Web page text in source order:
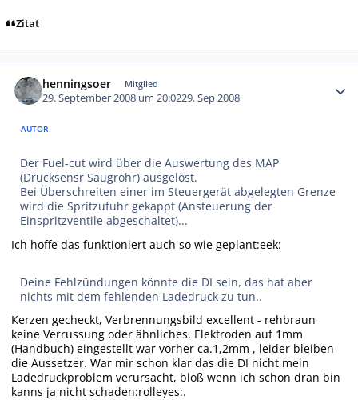
Zitat
henningsoer Mitglied
29. September 2008 um 20:0229. Sep 2008
AUTOR
Der Fuel-cut wird über die Auswertung des MAP
(Drucksensr Saugrohr) ausgelöst.
Bei Überschreiten einer im Steuergerät abgelegten Grenze
wird die Spritzufuhr gekappt (Ansteuerung der
Einspritzventile abgeschaltet)...
Ich hoffe das funktioniert auch so wie geplant:eek:
Deine Fehlzündungen könnte die DI sein, das hat aber
nichts mit dem fehlenden Ladedruck zu tun..
Kerzen gecheckt, Verbrennungsbild excellent - rehbraun
keine Verrussung oder ähnliches. Elektroden auf 1mm
(Handbuch) eingestellt war vorher ca.1,2mm , leider bleiben
die Aussetzer. War mir schon klar das die DI nicht mein
Ladedruckproblem verursacht, bloß wenn ich schon dran bin
kanns ja nicht schaden:rolleyes:.